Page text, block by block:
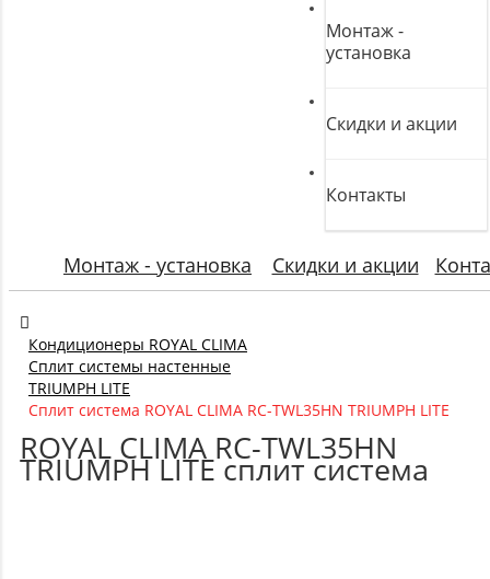
Монтаж -
установка
Скидки и акции
Контакты
Монтаж - установка Скидки и акции
Кондиционеры ROYAL CLIMA
Сплит системы настенные
TRIUMPH LITE
Сплит система ROYAL CLIMA RC-TWL35HN TRIUMPH LITE
ROYAL CLIMA RC-TWL35HN
TRIUMPH LITE сплит система